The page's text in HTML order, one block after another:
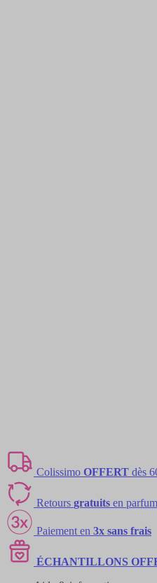
Colissimo OFFERT dès
Retours gratuits en
Paiement en 3x sans frais
ÉCHANTILLONS